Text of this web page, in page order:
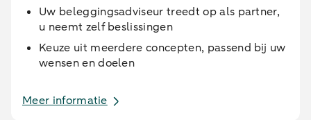
Uw beleggingsadviseur treedt op als partner,
u neemt zelf beslissingen
Keuze uit meerdere concepten, passend bij uw
wensen en doelen
Meer informatie